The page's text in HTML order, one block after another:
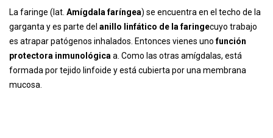
La faringe (lat. Amígdala faríngea) se encuentra en el techo de la
garganta y es parte del anillo linfático de la faringecuyo trabajo
es atrapar patógenos inhalados. Entonces vienes unofunción
protectora inmunológica a. Como las otras amígdalas, está
formada por tejido linfoide y está cubierta por una membrana
mucosa.